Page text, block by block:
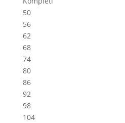
50
56
62
68
74
80
86
92
98
104